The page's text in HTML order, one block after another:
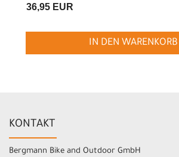
36,95 EUR
IN DEN WARENKORB
KONTAKT
Bergmann Bike and Outdoor GmbH